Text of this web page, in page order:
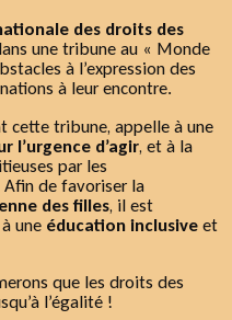
des droits des
une tribune au « Monde
à l’expression des
à leur encontre.
cette tribune, appelle à une
l’urgence d’agir, et à la
par les
de favoriser la
des filles, il est
une éducation inclusiveet
que les droits des
l’égalité !